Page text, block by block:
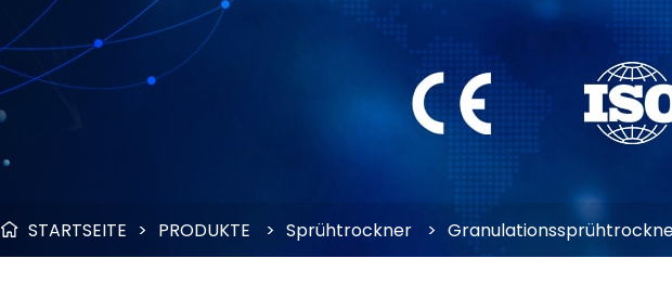
 STARTSEITE > PRODUKTE > Sprühtrockner >